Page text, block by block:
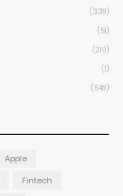
(339)
(51)
(210)
(1)
(549)
Apple
Fintech